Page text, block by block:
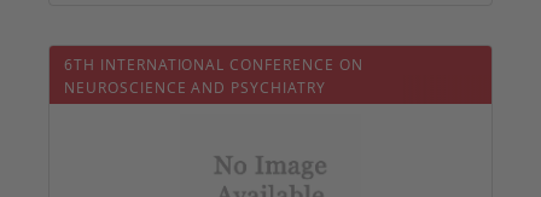
6TH INTERNATIONAL CONFERENCE ON
NEUROSCIENCE AND PSYCHIATRY